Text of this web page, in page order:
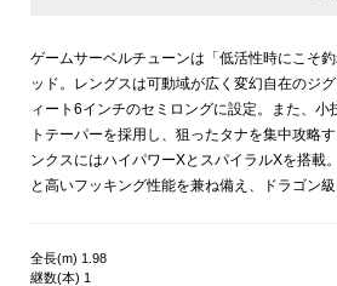
ゲームサーベルチューンは「低活性時にこそ
ッド。レングスは可動域が広く変幻自在のジ
ィート6インチのセミロングに設定。また、小
トテーパーを採用し、狙ったタナを集中攻略
ンクスにはハイパワーXとスパイラルXを搭載
と高いフッキング性能を兼ね備え、ドラゴン級
全長(m) 1.98
継数(本) 1